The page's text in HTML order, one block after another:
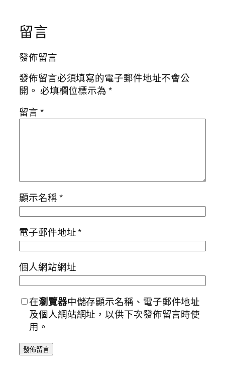
留言
發佈留言
發佈留言必須填寫的電子郵件地址不會公
開。 必填欄位標示為*
留言*
顯示名稱*
電子郵件地址*
個人網站網址
在瀏覽器中儲存顯示名稱、電子郵件地址
及個人網站網址，以供下次發佈留言時使
用。